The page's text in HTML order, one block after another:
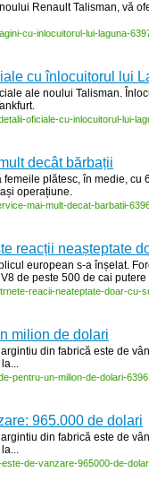
Renault Talisman, vă
cu-inlocuitorul-lui-laguna-
cu înlocuitorul lui
ale noului Talisman.
oficiale-cu-inlocuitorul-lui-
decât bărbații
plătesc, în medie, cu
operațiune.
mai-mult-decat-barbatii-
reacții neașteptate
european s-a înșelat.
de peste 500 de cai putere
reacii-neateptate-doar-cu-
milion de dolari
din fabrică este de
pentru-un-milion-de-dolari-
965.000 de dolari
din fabrică este de
este-de-vanzare-965000-de-